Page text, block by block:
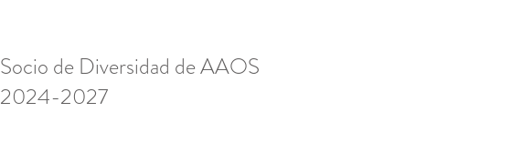
Socio de Diversidad de AAOS
2024-2027